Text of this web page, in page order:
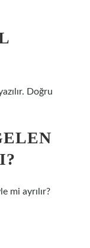
Doğru
mi ayrılır?